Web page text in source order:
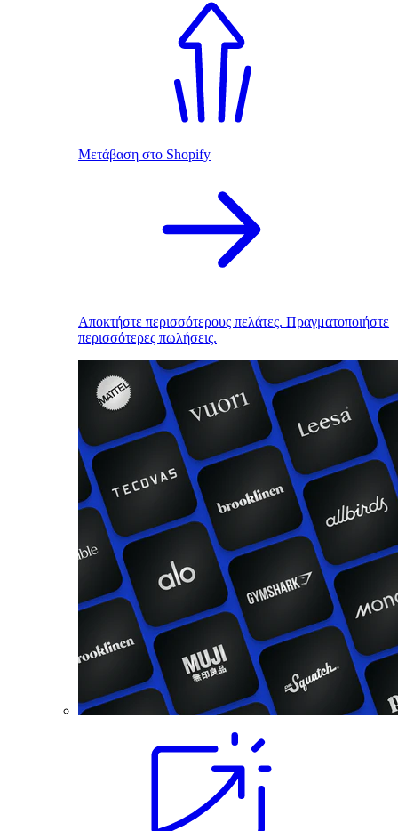
Μετάβαση στο Shopify
Αποκτήστε περισσότερους πελάτες. Πραγματοποιήστε
περισσότερες πωλήσεις.